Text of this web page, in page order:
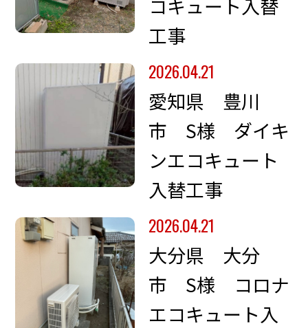
コキュート入替
工事
2026.04.21
愛知県 豊川
市 S様 ダイキ
ンエコキュート
入替工事
2026.04.21
大分県 大分
市 S様 コロナ
エコキュート入